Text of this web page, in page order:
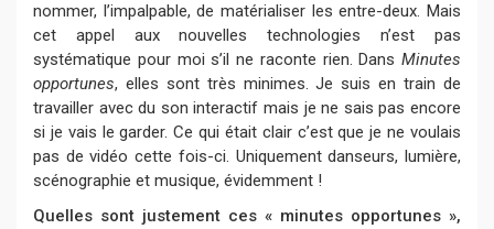
nommer, l’impalpable, de matérialiser les entre-deux. Mais
cet appel aux nouvelles technologies n’est pas
systématique pour moi s’il ne raconte rien. Dans Minutes
opportunes, elles sont très minimes. Je suis en train de
travailler avec du son interactif mais je ne sais pas encore
si je vais le garder. Ce qui était clair c’est que je ne voulais
pas de vidéo cette fois-ci. Uniquement danseurs, lumière,
scénographie et musique, évidemment !
Quelles sont justement ces « minutes opportunes »,